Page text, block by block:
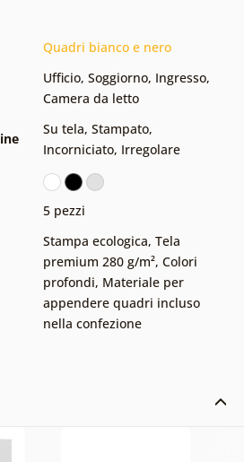
Quadri bianco e nero
Ufficio, Soggiorno, Ingresso,
Camera da letto
Su tela, Stampato,
Incorniciato, Irregolare
5 pezzi
Stampa ecologica, Tela
premium 280 g/m², Colori
profondi, Materiale per
appendere quadri incluso
nella confezione